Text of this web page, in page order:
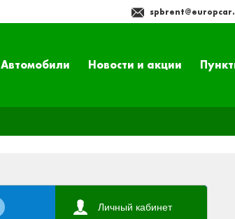
Автомобили Новости и акции
Личный кабинет